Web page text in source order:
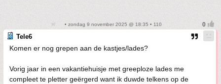
• zondag 9 november 2025 @ 18:35 • 110
Tele6
Komen er nog grepen aan de kastjes/lades?
Vorig jaar in een vakantiehuisje met greeploze lades me
compleet te pletter geërgerd want ik duwde telkens op de